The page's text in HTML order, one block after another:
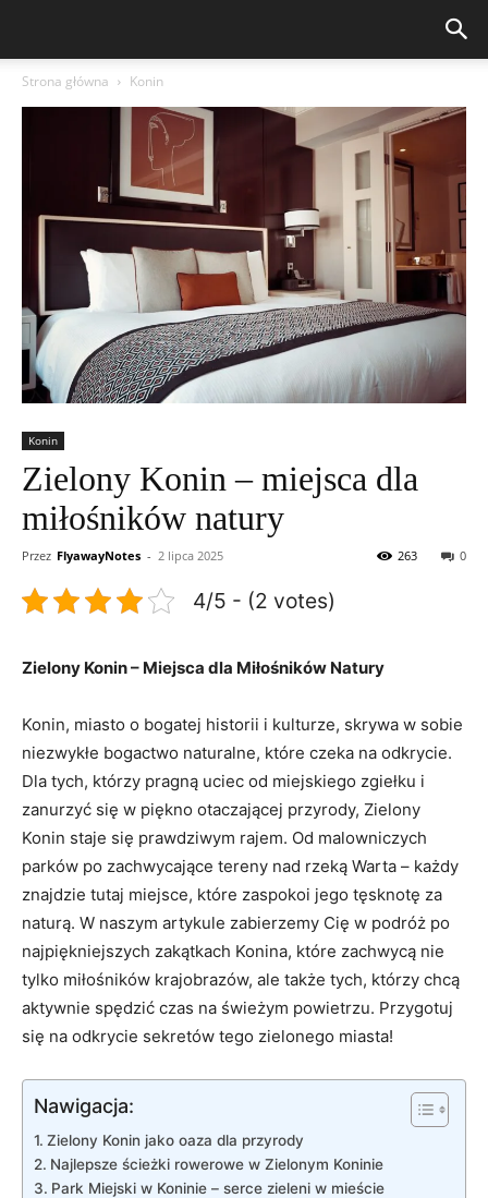
Strona główna Konin
Konin
Zielony Konin – miejsca dla
miłośników natury
Przez FlyawayNotes - 2 lipca 2025 0
263
4/5 - (2 votes)
Zielony Konin – Miejsca dla Miłośników‌ Natury
Konin, miasto o bogatej historii i kulturze, skrywa w sobie⁢
niezwykłe bogactwo​ naturalne, które czeka⁤ na ‍odkrycie.
Dla tych, którzy pragną​ uciec od miejskiego zgiełku i
zanurzyć się w piękno otaczającej ‍przyrody, Zielony
Konin ‍staje się prawdziwym rajem. Od malowniczych
parków po ⁤zachwycające tereny ‍nad‍ rzeką Warta – każdy
znajdzie tutaj⁤ miejsce, które zaspokoi jego tęsknotę⁤ za
naturą. W ⁢naszym artykule⁤ zabierzemy Cię​ w podróż po
najpiękniejszych zakątkach Konina, które zachwycą nie
‌tylko miłośników krajobrazów, ale‍ także tych, którzy chcą‍
aktywnie⁢ spędzić ​czas ‍na świeżym powietrzu. Przygotuj
się na odkrycie sekretów tego zielonego miasta!
Nawigacja:
Zielony Konin ⁤jako ‌oaza dla przyrody
Najlepsze⁢ ścieżki rowerowe‍ w Zielonym Koninie
Park Miejski w Koninie – serce ‌zieleni w mieście